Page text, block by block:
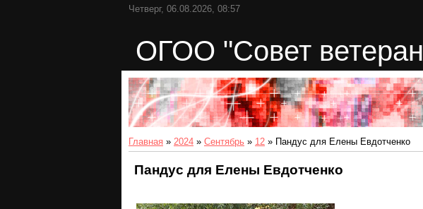
Четверг, 06.08.2026, 08:57
ОГОО "Совет
Главная » 2024 » Сентябрь » 12 » Пандус для Елены Евдотченко
Пандус для Елены Евдотченко